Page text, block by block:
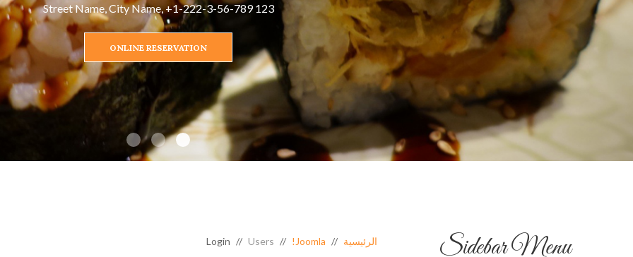
123 Street Name, City Name, +1-222-3-56-789
ONLINE RESERVATION
Mon-Fri 08:00 AM - 10:30 PM // Sat-Sun 07:30 AM - 11:00 PM
FULL MENU
الرئيسية Joomla!
Users
Login Sidebar Menu